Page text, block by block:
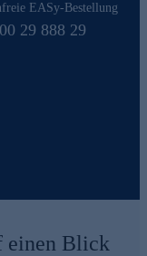
EASy-Bestellung
29 888 29
einen Blick